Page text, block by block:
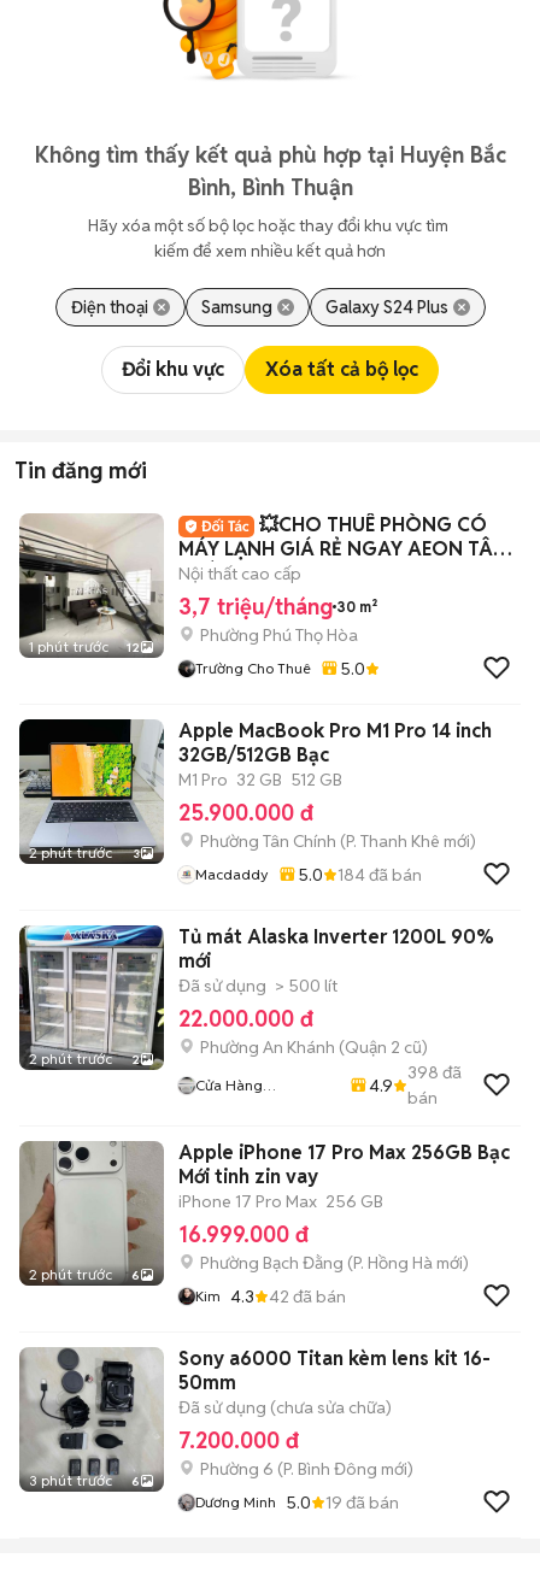
Không tìm thấy kết quả phù hợp tại Huyện Bắc
Bình, Bình Thuận
Hãy xóa một số bộ lọc hoặc thay đổi khu vực tìm
kiếm để xem nhiều kết quả hơn
Điện thoại Samsung Galaxy S24 Plus
Đổi khu vực Xóa tất cả bộ lọc
Tin đăng mới
1 phút trước 12
💥CHO THUÊ PHÒNG CÓ
MÁY LẠNH GIÁ RẺ NGAY AEON TÂN
PHÚ - ĐẠI HỌC 💥
Nội thất cao cấp
3,7 triệu/tháng 30 m²
Phường Phú Thọ Hòa
Trường Cho Thuê 5.0
2 phút trước 3
Apple MacBook Pro M1 Pro 14 inch
32GB/512GB Bạc
M1 Pro 32 GB 512 GB
25.900.000 đ
Phường Tân Chính (P. Thanh Khê mới)
Macdaddy 5.0 184đã bán
2 phút trước 2
Tủ mát Alaska Inverter 1200L 90%
mới
Đã sử dụng > 500 lít
22.000.000 đ
Phường An Khánh (Quận 2 cũ)
Cửa Hàng
4.9
398 đã
bán
2 phút trước 6
Apple iPhone 17 Pro Max 256GB Bạc
Mới tinh zin vay
iPhone 17 Pro Max 256 GB
16.999.000 đ
Phường Bạch Đằng (P. Hồng Hà mới)
Kim 4.3 42 đã bán
3 phút trước 6
Sony a6000 Titan kèm lens kit 16-
50mm
Đã sử dụng (chưa sửa chữa)
7.200.000 đ
Phường 6 (P. Bình Đông mới)
Dương Minh 5.0 19 đã bán